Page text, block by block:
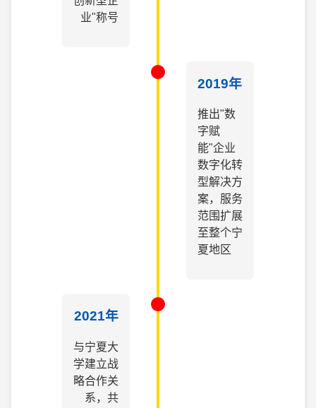
业"称号
2019年
推出"数
字赋
能"企业
数字化转
型解决方
案，服务
范围扩展
至整个宁
夏地区
2021年
与宁夏大
学建立战
略合作关
系，共